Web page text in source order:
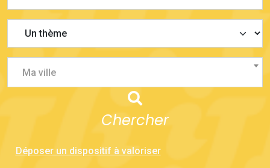
Ma ville
Chercher
Déposer un dispositif à valoriser